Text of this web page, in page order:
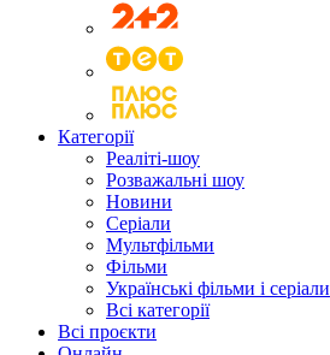
Категорії
Реаліті-шоу
Розважальні шоу
Новини
Серіали
Мультфільми
Фільми
Українські фільми і серіали
Всі категорії
Всі проєкти